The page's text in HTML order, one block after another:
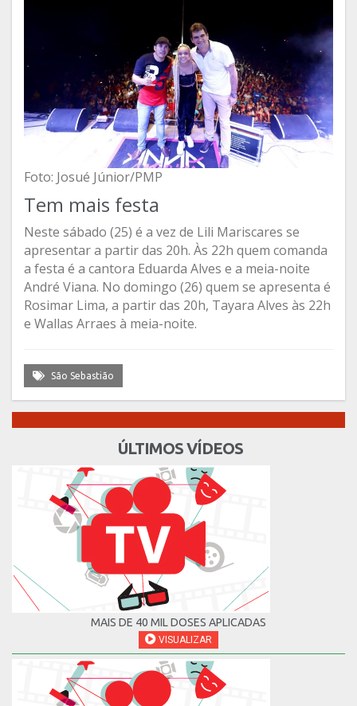
Foto: Josué Júnior/PMP
Tem mais festa
Neste sábado (25) é a vez de Lili Mariscares se
apresentar a partir das 20h. Às 22h quem comanda
a festa é a cantora Eduarda Alves e a meia-noite
André Viana. No domingo (26) quem se apresenta é
Rosimar Lima, a partir das 20h, Tayara Alves às 22h
e Wallas Arraes à meia-noite.
São Sebastião
ÚLTIMOS VÍDEOS
MAIS DE 40 MIL DOSES APLICADAS
VISUALIZAR